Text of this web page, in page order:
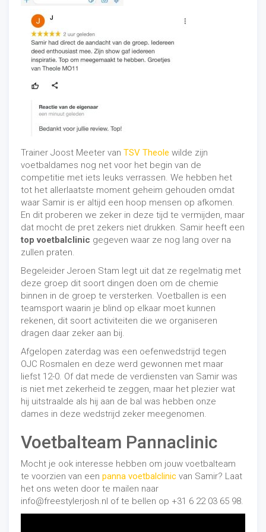
Trainer Joost Meeter van TSV Theole wilde zijn
voetbaldames nog net voor het begin van de
competitie met iets leuks verrassen. We hebben het
tot het allerlaatste moment geheim gehouden omdat
waar Samir is er altijd een hoop mensen op afkomen.
En dit proberen we zeker in deze tijd te vermijden, maar
dat mocht de pret zekers niet drukken. Samir heeft een
top voetbalclinic gegeven waar ze nog lang over na
zullen praten.
Begeleider Jeroen Stam legt uit dat ze regelmatig met
deze groep dit soort dingen doen om de chemie
binnen in de groep te versterken. Voetballen is een
teamsport waarin je blind op elkaar moet kunnen
rekenen, dit soort activiteiten die we organiseren
dragen daar zeker aan bij.
Afgelopen zaterdag was een oefenwedstrijd tegen
OJC Rosmalen en deze werd gewonnen met maar
liefst 12-0. Of dat mede de verdiensten van Samir was
is niet met zekerheid te zeggen, maar het plezier wat
hij uitstraalde als hij aan de bal was hebben onze
dames in deze wedstrijd zeker meegenomen.
Voetbalteam Pannaclinic
Mocht je ook interesse hebben om jouw voetbalteam
te voorzien van een panna voetbalclinic van Samir? Laat
het ons weten door te mailen naar
info@freestylerjosh.nl of te bellen op +31 6 22 03 65 98.